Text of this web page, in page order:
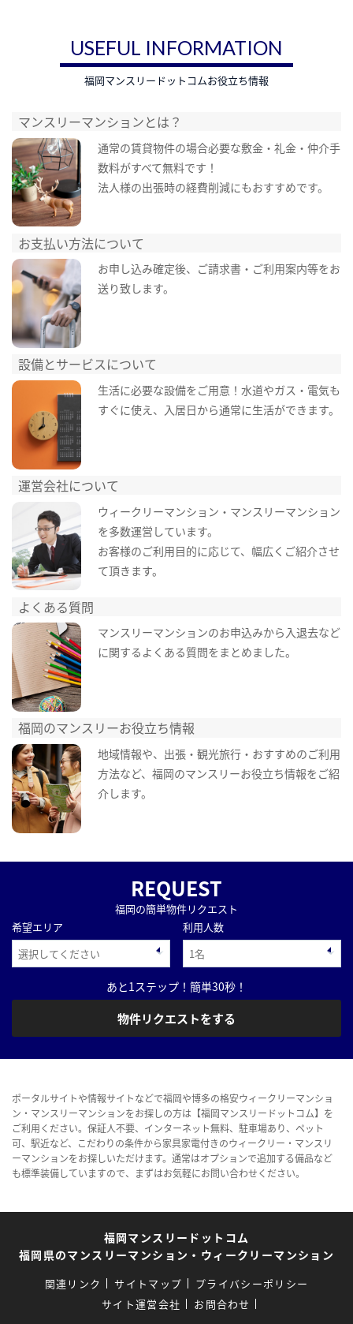
USEFUL INFORMATION
福岡マンスリードットコムお役立ち情報
マンスリーマンションとは？
通常の賃貸物件の場合必要な敷金・礼金・仲介手
数料がすべて無料です！
法人様の出張時の経費削減にもおすすめです。
お支払い方法について
お申し込み確定後、ご請求書・ご利用案内等をお
送り致します。
設備とサービスについて
生活に必要な設備をご用意！水道やガス・電気も
すぐに使え、入居日から通常に生活ができます。
運営会社について
ウィークリーマンション・マンスリーマンション
を多数運営しています。
お客様のご利用目的に応じて、幅広くご紹介させ
て頂きます。
よくある質問
マンスリーマンションのお申込みから入退去など
に関するよくある質問をまとめました。
福岡のマンスリーお役立ち情報
地域情報や、出張・観光旅行・おすすめのご利用
方法など、福岡のマンスリーお役立ち情報をご紹
介します。
REQUEST
福岡の簡単物件リクエスト
希望エリア
利用人数
あと1ステップ！簡単30秒！
物件リクエストをする
ポータルサイトや情報サイトなどで福岡や博多の格安ウィークリーマンショ
ン・マンスリーマンションをお探しの方は【福岡マンスリードットコム】を
ご利用ください。保証人不要、インターネット無料、駐車場あり、ペット
可、駅近など、こだわりの条件から家具家電付きのウィークリー・マンスリ
ーマンションをお探しいただけます。通常はオプションで追加する備品など
も標準装備していますので、まずはお気軽にお問い合わせください。
福岡マンスリードットコム
福岡県のマンスリーマンション・ウィークリーマンション
関連リンク サイトマップ
プライバシーポリシー
サイト運営会社
お問合わせ